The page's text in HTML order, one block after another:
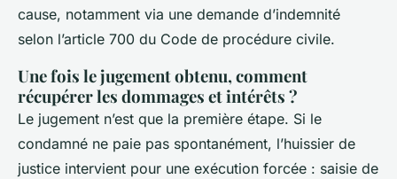
cause, notamment via une demande d’indemnité
selon l’article 700 du Code de procédure civile.
Une fois le jugement obtenu, comment
récupérer les dommages et intérêts ?
Le jugement n’est que la première étape. Si le
condamné ne paie pas spontanément, l’huissier de
justice intervient pour une exécution forcée : saisie de